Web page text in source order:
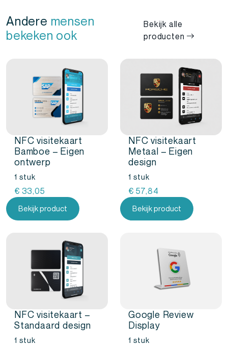
Andere mensen
bekeken ook
Bekijk alle
producten
NFC visitekaart
Bamboe – Eigen
ontwerp
1 stuk
€ 33,05
Bekijk product
NFC visitekaart
Metaal – Eigen
design
1 stuk
€ 57,84
Bekijk product
NFC visitekaart –
Standaard design
1 stuk
Google Review
Display
1 stuk